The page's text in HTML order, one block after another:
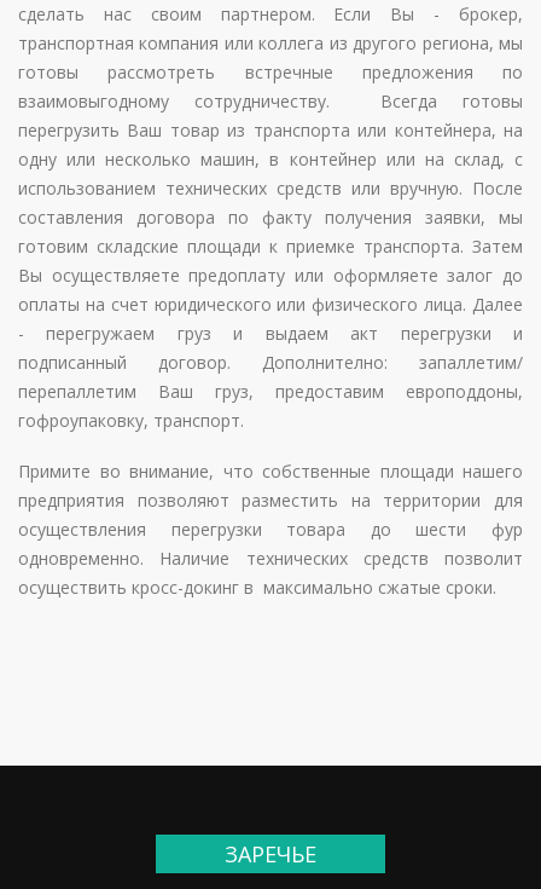
сделать нас своим партнером. Если Вы - брокер,
транспортная компания или коллега из другого региона, мы
готовы рассмотреть встречные предложения по
взаимовыгодному сотрудничеству. Всегда готовы
перегрузить Ваш товар из транспорта или контейнера, на
одну или несколько машин, в контейнер или на склад, с
использованием технических средств или вручную. После
составления договора по факту получения заявки, мы
готовим складские площади к приемке транспорта. Затем
Вы осуществляете предоплату или оформляете залог до
оплаты на счет юридического или физического лица. Далее
- перегружаем груз и выдаем акт перегрузки и
подписанный договор. Дополнително: запаллетим/
перепаллетим Ваш груз, предоставим европоддоны,
гофроупаковку, транспорт.
Примите во внимание, что собственные площади нашего
предприятия позволяют разместить на территории для
осуществления перегрузки товара до шести фур
одновременно. Наличие технических средств позволит
осуществить кросс-докинг в максимально сжатые сроки.
ЗАРЕЧЬЕ